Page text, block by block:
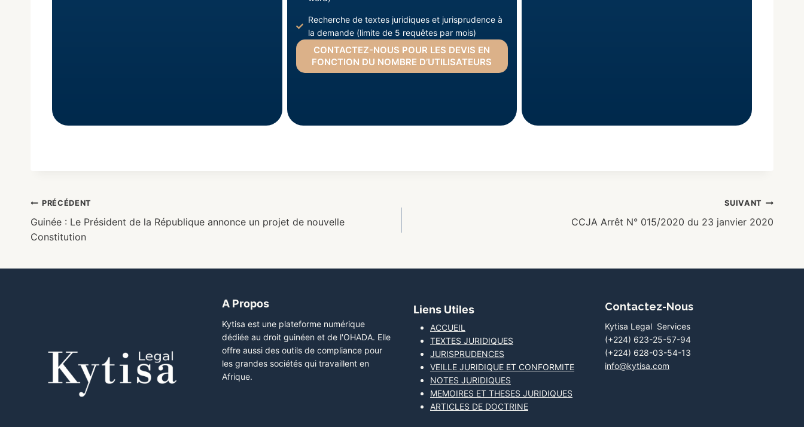
Recherche de textes juridiques et jurisprudence à
la demande (limite de 5 requêtes par mois)
CONTACTEZ-NOUS POUR LES DEVIS EN
FONCTION DU NOMBRE D’UTILISATEURS
PRÉCÉDENT
Guinée : Le Président de la République annonce un projet de nouvelle
Constitution
SUIVANT
CCJA Arrêt N° 015/2020 du 23 janvier 2020
A Propos
Kytisa est une plateforme numérique
dédiée au droit guinéen et de l'OHADA. Elle
offre aussi des outils de compliance pour
les grandes sociétés qui travaillent en
Afrique.
Liens Utiles
ACCUEIL
TEXTES JURIDIQUES
JURISPRUDENCES
VEILLE JURIDIQUE ET CONFORMITE
NOTES JURIDIQUES
MEMOIRES ET THESES JURIDIQUES
ARTICLES DE DOCTRINE
Contactez-Nous
Kytisa Legal Services
(+224) 623-25-57-94
(+224) 628-03-54-13
info@kytisa.com